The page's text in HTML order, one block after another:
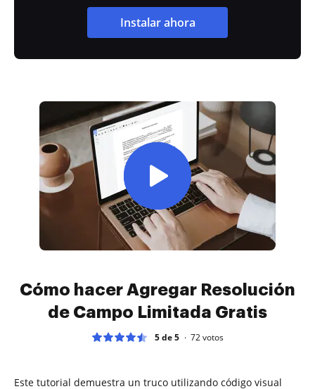
Instalar ahora
Cómo hacer Agregar Resolución
de Campo Limitada Gratis
5 de 5 72votos
Este tutorial demuestra un truco utilizando código visual